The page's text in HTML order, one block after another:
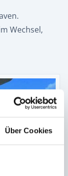
Über Cookies
Wechsel,